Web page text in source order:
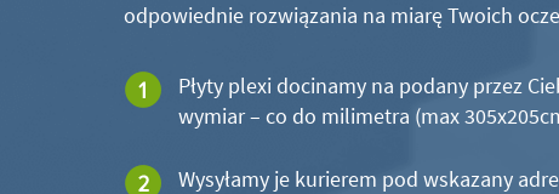
odpowiednie rozwiązania na miarę Twoich
Płyty plexi docinamy na podany przez
wymiar – co do milimetra (max
Wysyłamy je kurierem pod wskazany